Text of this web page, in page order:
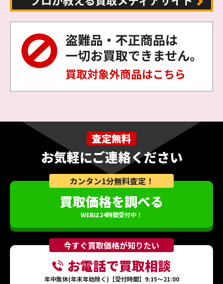
査定無料
お気軽にご連絡ください
カンタン1分無料査定！
買取価格を調べる
WEBは24時間受付中！
今すぐ買取価格が知りたい
お電話で買取相談
年中無休(年末年始除く)【受付時間】9:15～21:00